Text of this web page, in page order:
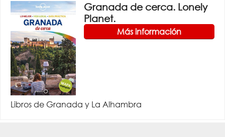
Granada de cerca. Lonely
Planet.
Más información
Libros de Granada y La Alhambra